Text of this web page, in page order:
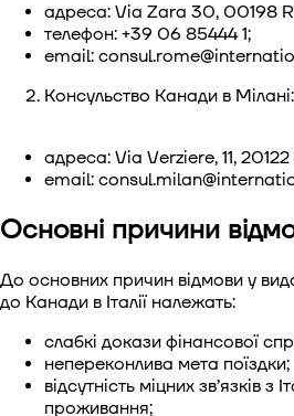
адреса: Via Zara 30, 00198
телефон: +39 06 85444 1;
email:
Консульство Канади в Мілані:
адреса: Via Verziere, 11,
email:
Основні причини
До основних причин відмови у
до Канади в Італії належать:
слабкі докази фінансової
непереконлива мета поїздки;
відсутність міцних зв’язків з
проживання;